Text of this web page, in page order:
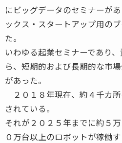
にビッグデータのセミナーが
ックス・スタートアップ用の
た。
いわゆる起業セミナーであり
ら、短期的および長期的な市
があった。
２０１８年現在、約４千カ
されている。
それが２０２５年までに約５
０万台以上のロボットが稼働